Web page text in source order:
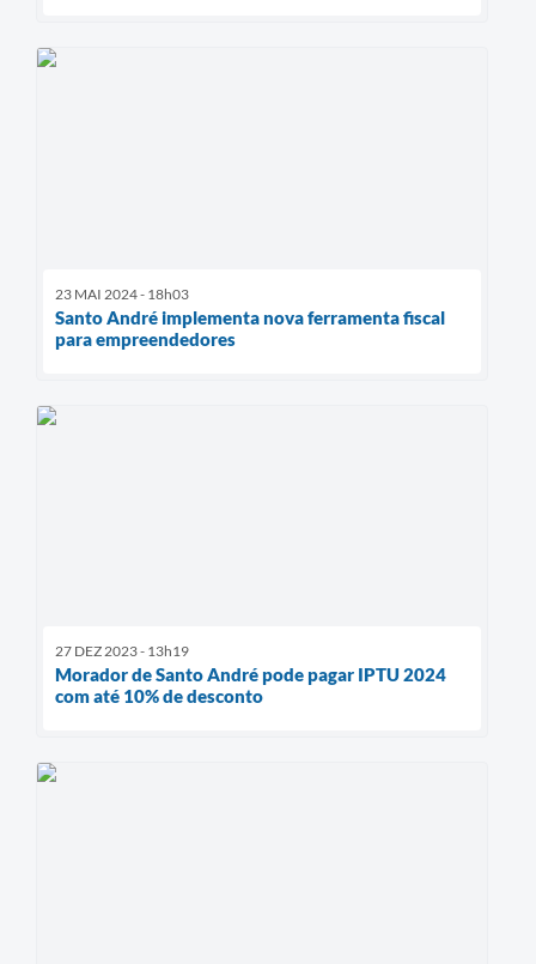
23 MAI 2024 - 18h03
Santo André implementa nova ferramenta fiscal
para empreendedores
27 DEZ 2023 - 13h19
Morador de Santo André pode pagar IPTU 2024
com até 10% de desconto